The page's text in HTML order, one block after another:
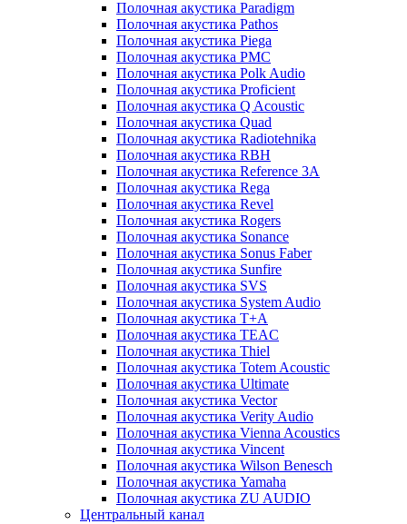
Полочная акустика Paradigm
Полочная акустика Pathos
Полочная акустика Piega
Полочная акустика PMC
Полочная акустика Polk Audio
Полочная акустика Proficient
Полочная акустика Q Acoustic
Полочная акустика Quad
Полочная акустика Radiotehnika
Полочная акустика RBH
Полочная акустика Reference 3A
Полочная акустика Rega
Полочная акустика Revel
Полочная акустика Rogers
Полочная акустика Sonance
Полочная акустика Sonus Faber
Полочная акустика Sunfire
Полочная акустика SVS
Полочная акустика System Audio
Полочная акустика T+A
Полочная акустика TEAC
Полочная акустика Thiel
Полочная акустика Totem Acoustic
Полочная акустика Ultimate
Полочная акустика Vector
Полочная акустика Verity Audio
Полочная акустика Vienna Acoustics
Полочная акустика Vincent
Полочная акустика Wilson Benesch
Полочная акустика Yamaha
Полочная акустика ZU AUDIO
Центральный канал